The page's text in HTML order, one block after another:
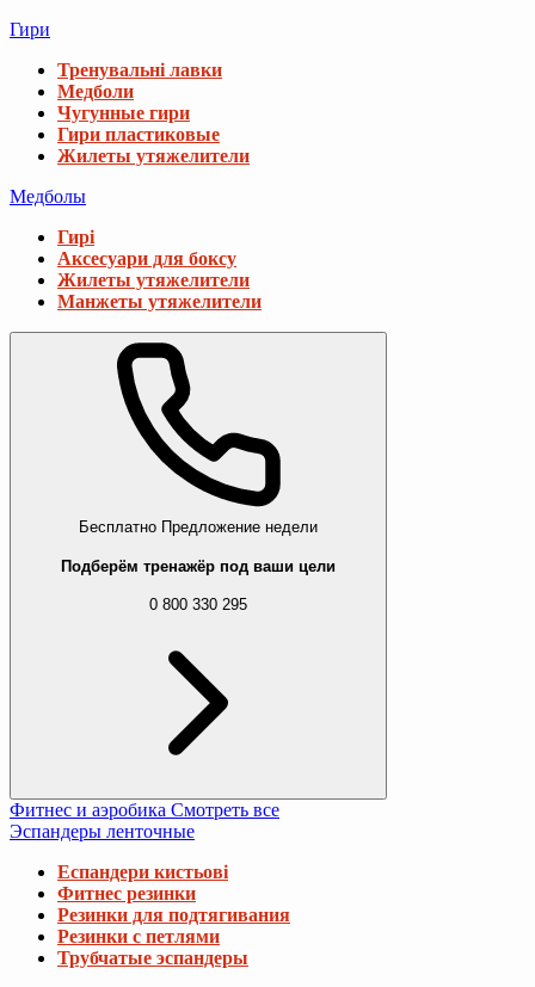
Гири
Тренувальні лавки
Медболи
Чугунные гири
Гири пластиковые
Жилеты утяжелители
Медболы
Гирі
Аксесуари для боксу
Жилеты утяжелители
Манжеты утяжелители
Бесплатно Предложение недели
Подберём тренажёр под ваши цели
0 800 330 295
Фитнес и аэробика Смотреть все
Эспандеры ленточные
Еспандери кистьові
Фитнес резинки
Резинки для подтягивания
Резинки с петлями
Трубчатые эспандеры